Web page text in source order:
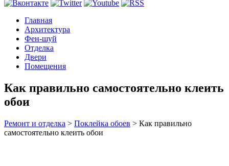
Главная
Архитектура
Фен-шуй
Отделка
Двери
Помещения
Как правильно самостоятельно клеить
обои
Ремонт и отделка > Поклейка обоев > Как правильно
самостоятельно клеить обои